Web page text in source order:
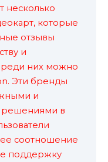
несколько
которые
отзывы
и
них можно
Эти бренды
и
в
соотношение
поддержку